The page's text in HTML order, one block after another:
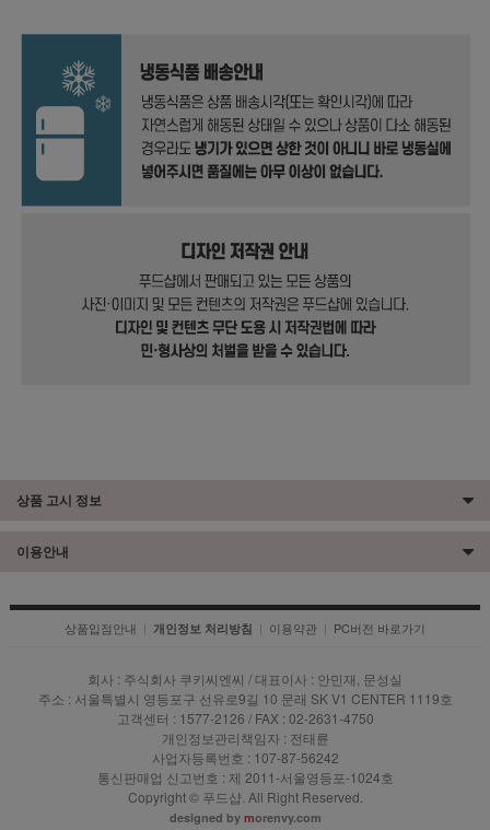
상품 고시 정보
이용안내
상품입점안내 | 개인정보 처리방침 | 이용약관 | PC버전 바로가기
회사 : 주식회사 쿠키씨엔씨 / 대표이사 : 안민재, 문성실
주소 : 서울특별시 영등포구 선유로9길 10 문래 SK V1 CENTER 1119호
고객센터 : 1577-2126 / FAX : 02-2631-4750
개인정보관리책임자 : 전태륜
사업자등록번호 : 107-87-56242
통신판매업 신고번호 : 제 2011-서울영등포-1024호
Copyright © 푸드샵. All Right Reserved.
designed by morenvy.com